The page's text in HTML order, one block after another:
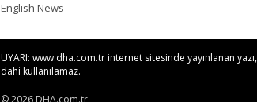
English News
UYARI: www.dha.com.tr internet sitesinde yayınlanan
dahi kullanılamaz.